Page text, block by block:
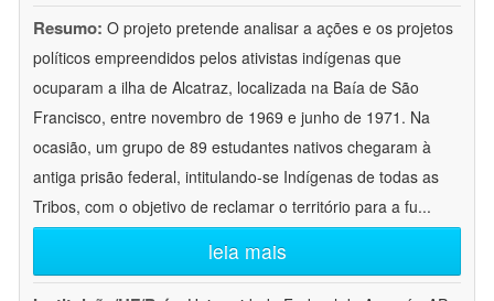
Resumo: O projeto pretende analisar a ações e os projetos
políticos empreendidos pelos ativistas indígenas que
ocuparam a ilha de Alcatraz, localizada na Baía de São
Francisco, entre novembro de 1969 e junho de 1971. Na
ocasião, um grupo de 89 estudantes nativos chegaram à
antiga prisão federal, intitulando-se Indígenas de todas as
Tribos, com o objetivo de reclamar o território para a fu...
leia mais